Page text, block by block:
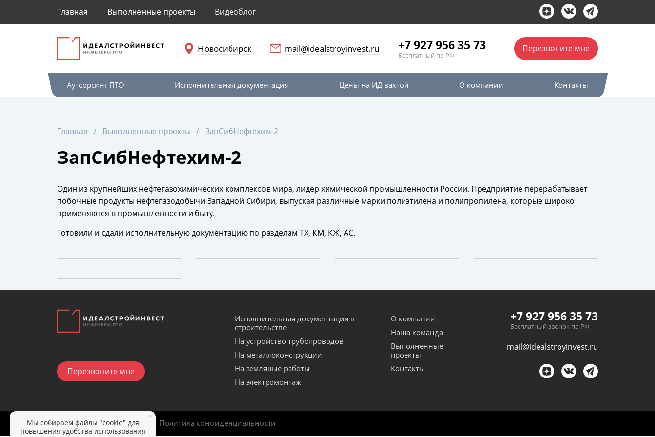
Главная Выполненные проекты Видеоблог
Новосибирск mail@idealstroyinvest.ru +7 927 956 35 73
Бесплатный по РФ
Перезвоните мне
Аутсорсинг ПТО Исполнительная документация Цены на ИД вахтой О компании Контакты
Главная Выполненные проекты ЗапСибНефтехим-2
ЗапСибНефтехим-2
Один из крупнейших нефтегазохимических комплексов мира, лидер химической промышленности России. Предприятие перерабатывает
побочные продукты нефтегазодобычи Западной Сибири, выпуская различные марки полиэтилена и полипропилена, которые широко
применяются в промышленности и быту.
Готовили и сдали исполнительную документацию по разделам ТХ, КМ, КЖ, АС.
Перезвоните мне
Исполнительная документация в
строительстве
На устройство трубопроводов
На металлоконструкции
На земляные работы
На электромонтаж
О компании
Наша команда
Выполненные
проекты
Контакты
+7 927 956 35 73
Бесплатный звонок по РФ
mail@idealstroyinvest.ru
ИдеалСтройИнвест | 2025 Политика конфиденциальности
×
Мы собираем файлы "cookie" для
повышения удобства использования